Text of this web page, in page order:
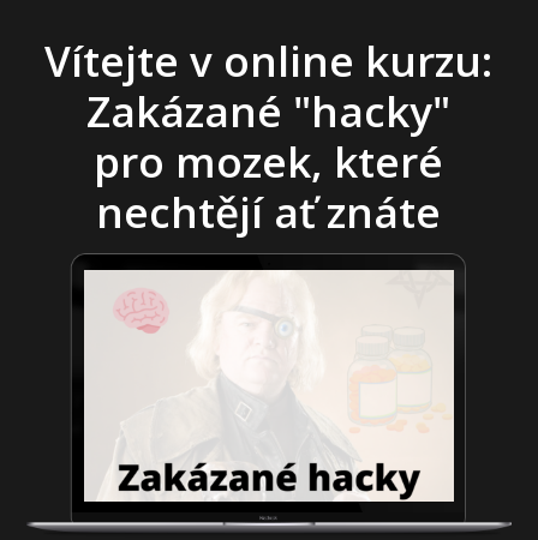
Vítejte v online kurzu:
Zakázané "hacky"
pro mozek, které
nechtějí ať znáte